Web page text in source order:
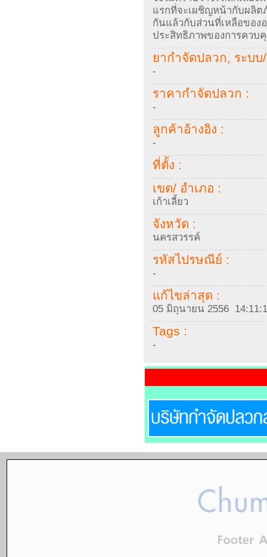
แรกที่จะเผชิญหน้ากับผลิต
กันแล้วกับส่วนที่เหลือของ
ประสิทธิภาพของการคว
ยากำจัดปลวก, ระบ
-
ราคากำจัดปลวก :
-
ลูกค้าอ้างอิง :
-
ที่ตั้ง :
เขต/ อำเภอ :
เก้าเลี้ยว
จังหวัด :
นครสวรรค์
รหัสไปรษณีย์ :
-
แก้ไขล่าสุด :
05 มิถุนายน 2556
Tags :
-